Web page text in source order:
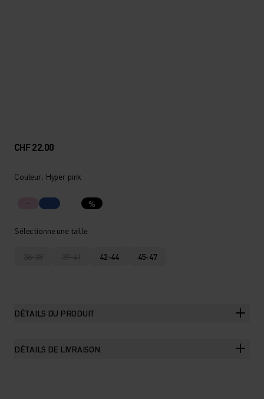
CHF 22.00
Couleur: Hyper pink
%
Sélectionne une taille
36-38 39-41 42-44 45-47
DÉTAILS DU PRODUIT
DÉTAILS DE LIVRAISON